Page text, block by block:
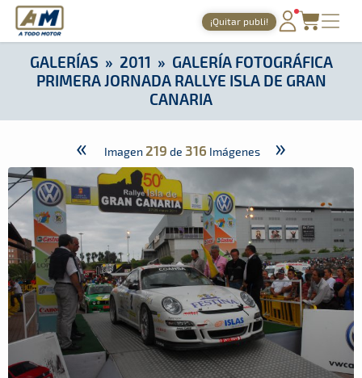
A Todo Motor · Revista del motor desde 1999
¡Quitar publi!
PORTADA
TIEMPOS ONLINE
NOTICIAS
AGENDA
GALERÍAS
TIENDA
ARCHIVO
» Galería Fotográfica primera
GALERÍAS » 2011 » GALERÍA FOTOGRÁFICA
PRIMERA JORNADA RALLYE ISLA DE GRAN
CANARIA
« Imagen 219 de 316 Imágenes »